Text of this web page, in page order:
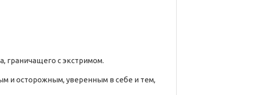
граничащего с экстримом.
и осторожным, уверенным в себе и тем,